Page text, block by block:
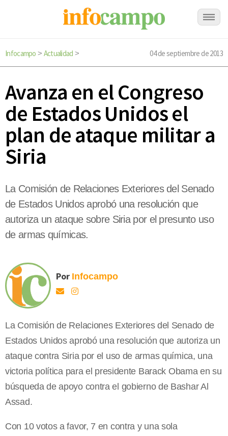
Infocampo > Actualidad > 04 de septiembre de 2013
Avanza en el Congreso
de Estados Unidos el
plan de ataque militar a
Siria
La Comisión de Relaciones Exteriores del Senado
de Estados Unidos aprobó una resolución que
autoriza un ataque sobre Siria por el presunto uso
de armas químicas.
Por Infocampo
La Comisión de Relaciones Exteriores del Senado de
Estados Unidos aprobó una resolución que autoriza un
ataque contra Siria por el uso de armas química, una
victoria política para el presidente Barack Obama en su
búsqueda de apoyo contra el gobierno de Bashar Al
Assad.
Con 10 votos a favor, 7 en contra y una sola